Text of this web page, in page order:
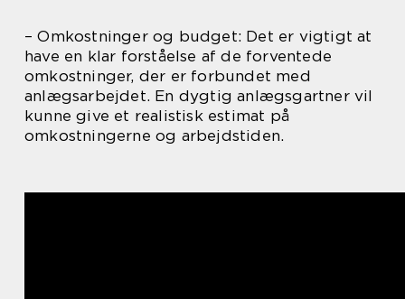
– Omkostninger og budget: Det er vigtigt at
have en klar forståelse af de forventede
omkostninger, der er forbundet med
anlægsarbejdet. En dygtig anlægsgartner vil
kunne give et realistisk estimat på
omkostningerne og arbejdstiden.